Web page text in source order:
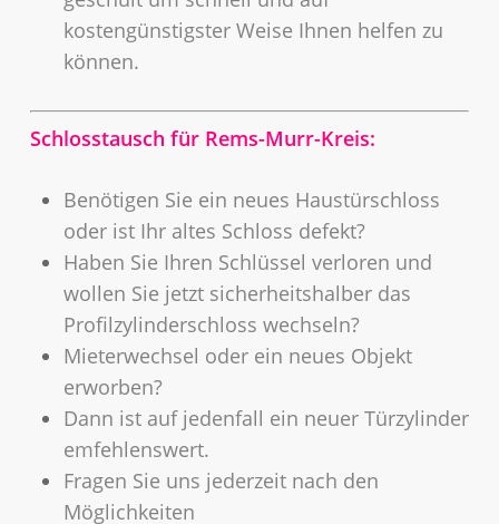
kostengünstigster Weise Ihnen helfen zu
können.
Schlosstausch für Rems-Murr-Kreis:
Benötigen Sie ein neues Haustürschloss
oder ist Ihr altes Schloss defekt?
Haben Sie Ihren Schlüssel verloren und
wollen Sie jetzt sicherheitshalber das
Profilzylinderschloss wechseln?
Mieterwechsel oder ein neues Objekt
erworben?
Dann ist auf jedenfall ein neuer Türzylinder
emfehlenswert.
Fragen Sie uns jederzeit nach den
Möglichkeiten